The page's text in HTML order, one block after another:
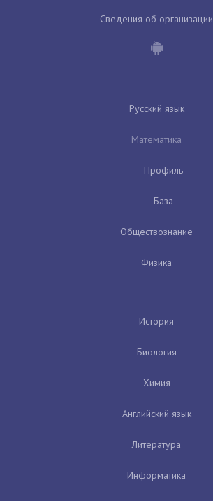
Сведения об организации
Русский язык
Математика
Профиль
База
Обществознание
Физика
История
Биология
Химия
Английский язык
Литература
Информатика